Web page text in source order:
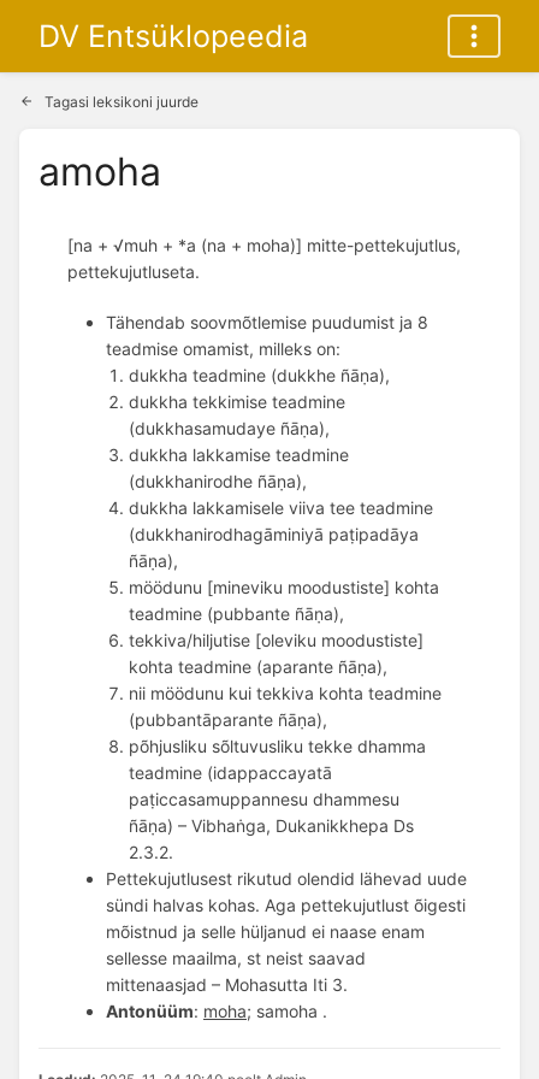
DV Entsüklopeedia
Tagasi leksikoni juurde
amoha
[na + √muh + *a (na + moha)] mitte-pettekujutlus,
pettekujutluseta.
Tähendab soovmõtlemise puudumist ja 8
teadmise omamist, milleks on:
dukkha teadmine (dukkhe ñāṇa),
dukkha tekkimise teadmine
(dukkhasamudaye ñāṇa),
dukkha lakkamise teadmine
(dukkhanirodhe ñāṇa),
dukkha lakkamisele viiva tee teadmine
(dukkhanirodhagāminiyā paṭipadāya
ñāṇa),
möödunu [mineviku moodustiste] kohta
teadmine (pubbante ñāṇa),
tekkiva/hiljutise [oleviku moodustiste]
kohta teadmine (aparante ñāṇa),
nii möödunu kui tekkiva kohta teadmine
(pubbantāparante ñāṇa),
põhjusliku sõltuvusliku tekke dhamma
teadmine (idappaccayatā
paṭiccasamuppannesu dhammesu
ñāṇa) – Vibhaṅga, Dukanikkhepa Ds
2.3.2.
Pettekujutlusest rikutud olendid lähevad uude
sündi halvas kohas. Aga pettekujutlust õigesti
mõistnud ja selle hüljanud ei naase enam
sellesse maailma, st neist saavad
mittenaasjad – Mohasutta Iti 3.
Antonüüm: moha; samoha .